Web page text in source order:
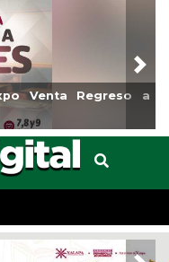
la Alberca